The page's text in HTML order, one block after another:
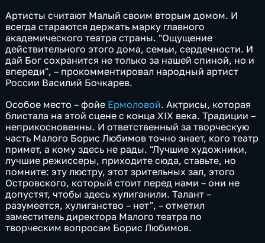
Артисты считают Малый своим вторым домом. И
всегда стараются держать марку главного
академического театра страны. "Ощущение
действительного этого дома, семьи, сердечности. И
дай Бог сохранится не только за нашей спиной, но и
впереди", – прокомментировал народный артист
России Василий Бочкарев.
Особое место – фойе Ермоловой. Актрисы, которая
блистала на этой сцене с конца XIX века. Традиции –
неприкосновенны. И ответственный за творческую
часть Малого Борис Любимов точно знает, кого театр
примет, а кому здесь не рады. "Лучшие художники,
лучшие режиссеры, приходите сюда, ставьте, но
помните: эту люстру, этот зрительных зал, этого
Островского, который стоит перед нами – они не
допустят, чтобы здесь хулиганили. Талант –
разумеется, хулиганство – нет", – отметил
заместитель директора Малого театра по
творческим вопросам Борис Любимов.